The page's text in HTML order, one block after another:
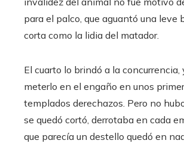
para el palco, que aguantó una leve
corta como la lidia del matador.
El cuarto lo brindó a la concurrencia,
meterlo en el engaño en unos
templados derechazos. Pero no
se quedó cortó, derrotaba en cada
que parecía un destello quedó en